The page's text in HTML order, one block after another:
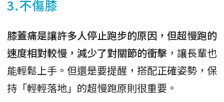
3.不傷膝
膝蓋痛是讓許多人停止跑步的原因，但超慢跑的
速度相對較慢，減少了對關節的衝擊 ，讓長輩也
能輕鬆上手。但還是要提醒，搭配正確姿勢，保
持「輕輕落地」的超慢跑原則很重要。